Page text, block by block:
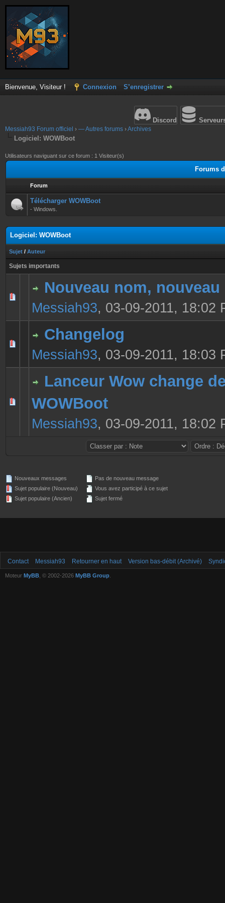
Bienvenue, Visiteur ! Connexion S’enregistrer
Discord
Messiah93 Forum officiel › — Autres forums ›Archives
Logiciel: WOWBoot
Utilisateurs naviguant sur ce forum : 1 Visiteur(s)
Forums
Forum
Télécharger WOWBoot
- Windows.
Logiciel: WOWBoot
Sujet / Auteur
Sujets importants
Nouveau nom, nouveau
Messiah93, 03-09-2011, 18:02
Changelog
Messiah93, 03-09-2011, 18:03
0 Votes - 0 sur 5 en moyenne
345
Lanceur Wow change
WOWBoot
Messiah93, 03-09-2011, 18:02
0 Votes - 0 sur 5 en moyenne
1
Nouveaux messages
Sujet populaire (Nouveau)
Sujet populaire (Ancien)
Pas de nouveau message
Vous avez participé à ce sujet
Sujet fermé
Contact Messiah93 Retourner en haut Version bas-débit (Archivé)
Moteur MyBB , © 2002-2026 MyBB Group